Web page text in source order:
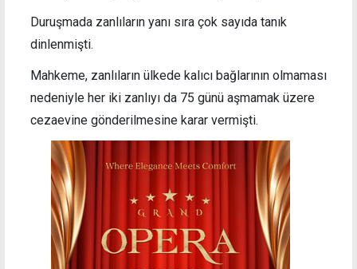
Duruşmada zanlıların yanı sıra çok sayıda tanık
dinlenmişti.
Mahkeme, zanlıların ülkede kalıcı bağlarının olmaması
nedeniyle her iki zanlıyı da 75 günü aşmamak üzere
cezaevine gönderilmesine karar vermişti.